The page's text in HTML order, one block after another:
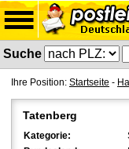
Suche
Ihre Position: Startseite -
Tatenberg
Kategorie: